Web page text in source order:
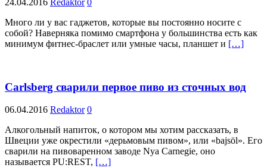
Много ли у вас гаджетов, которые вы постоянно носите с
собой? Наверняка помимо смартфона у большинства есть как
минимум фитнес-браслет или умные часы, планшет и […]
Carlsberg сварили первое пиво из сточных вод
06.04.2016 Redaktor 0
Алкогольный напиток, о котором мы хотим рассказать, в
Швеции уже окрестили «дерьмовым пивом», или «bajsöl». Его
сварили на пивоваренном заводе Nya Carnegie, оно
называется PU:REST, […]